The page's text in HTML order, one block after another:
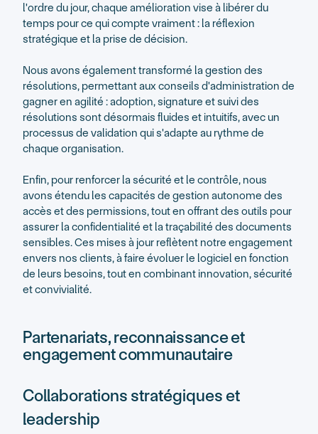
l'ordre du jour, chaque amélioration vise à libérer du
temps pour ce qui compte vraiment : la réflexion
stratégique et la prise de décision.
Nous avons également transformé la gestion des
résolutions, permettant aux conseils d'administration de
gagner en agilité : adoption, signature et suivi des
résolutions sont désormais fluides et intuitifs, avec un
processus de validation qui s'adapte au rythme de
chaque organisation.
Enfin, pour renforcer la sécurité et le contrôle, nous
avons étendu les capacités de gestion autonome des
accès et des permissions, tout en offrant des outils pour
assurer la confidentialité et la traçabilité des documents
sensibles. Ces mises à jour reflètent notre engagement
envers nos clients, à faire évoluer le logiciel en fonction
de leurs besoins, tout en combinant innovation, sécurité
et convivialité.
Partenariats, reconnaissance et
engagement communautaire
Collaborations stratégiques et
leadership